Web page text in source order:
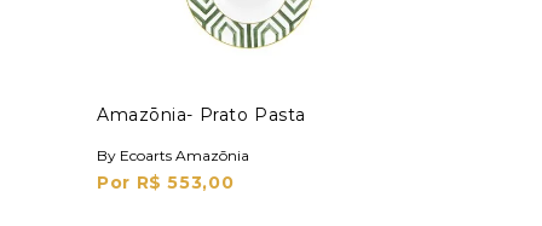
Amazōnia- Prato Pasta
By Ecoarts Amazōnia
Por R$ 553,00